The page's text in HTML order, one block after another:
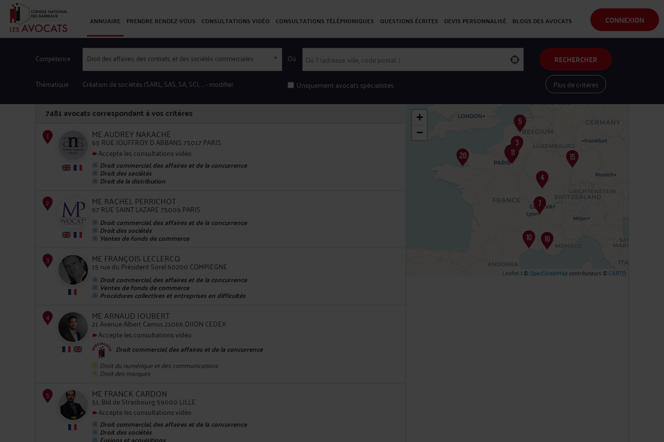
CONNEXION
ANNUAIRE PRENDRE RENDEZ-VOUS CONSULTATIONS VIDÉO CONSULTATIONS TÉLÉPHONIQUES QUESTIONS ÉCRITES DEVIS PERSONNALISÉ BLOGS DES AVOCATS
Compétence Droit des affaires, des contrats, et des sociétés commerciales
Thématique Création de sociétés (SARL, SAS, SA, SCI, ...- modifier
Où
Uniquement avocats spécialistes
RECHERCHER
Plus de critères
7481 avocats correspondant à vos critères
ME AUDREY NAKACHE
65 RUE JOUFFROY D ABBANS 75017 PARIS
Accepte les consultations vidéo
Droit commercial, des affaires et de la concurrence
Droit des sociétés
Droit de la distribution
ME RACHEL PERRICHOT
97 RUE SAINT LAZARE 75009 PARIS
Droit commercial, des affaires et de la concurrence
Droit des sociétés
Ventes de fonds de commerce
3
ME FRANÇOIS LECLERCQ
15 rue du Président Sorel 60200 COMPIEGNE
Droit commercial, des affaires et de la concurrence
Ventes de fonds de commerce
Procédures collectives et entreprises en difficultés
ME ARNAUD JOUBERT
21 Avenue Albert Camus 21066 DIJON CEDEX
Accepte les consultations vidéo
Droit commercial, des affaires et de la concurrence
Droit du numérique et des communications
Droit des marques
ME FRANCK CARDON
51, Bld de Strasbourg 59000 LILLE
Accepte les consultations vidéo
Droit commercial, des affaires et de la concurrence
Droit des sociétés
+
−
Leaflet | ©OpenStreetMapcontributeurs ©CARTO